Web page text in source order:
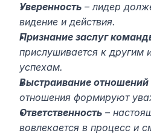
Уверенность – лидер
видение и действия.
Признание заслуг
прислушивается к другим
успехам.
Выстраивание отношений
отношения формируют
Ответственность –
вовлекается в процесс и